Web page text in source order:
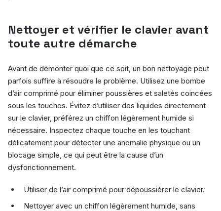
Nettoyer et vérifier le clavier avant
toute autre démarche
Avant de démonter quoi que ce soit, un bon nettoyage peut
parfois suffire à résoudre le problème. Utilisez une bombe
d’air comprimé pour éliminer poussières et saletés coincées
sous les touches. Évitez d’utiliser des liquides directement
sur le clavier, préférez un chiffon légèrement humide si
nécessaire. Inspectez chaque touche en les touchant
délicatement pour détecter une anomalie physique ou un
blocage simple, ce qui peut être la cause d’un
dysfonctionnement.
Utiliser de l’air comprimé pour dépoussiérer le clavier.
Nettoyer avec un chiffon légèrement humide, sans